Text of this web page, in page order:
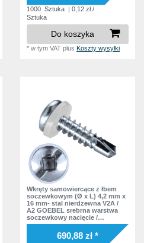
1000 Sztuka | 0,12 zł /
Sztuka
Do koszyka
*w tym VAT plusKoszty wysyłki
Wkręty samowiercące z łbem
soczewkowym (Ø x L) 4,2 mm x
16 mm- stal nierdzewna V2A /
A2 GOEBEL srebrna warstwa
soczewkowy nacięcie /
czworokąt wewnątrz Podkładka
polyamid DIN7504 SQ Norma
zakładowa690,88 zł *